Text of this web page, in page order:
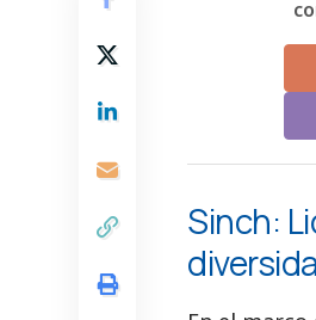
Sinch: